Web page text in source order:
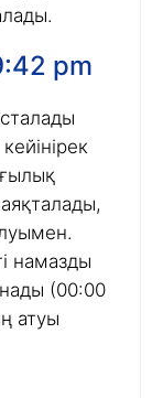
pm
намазды
(00:00
атуы